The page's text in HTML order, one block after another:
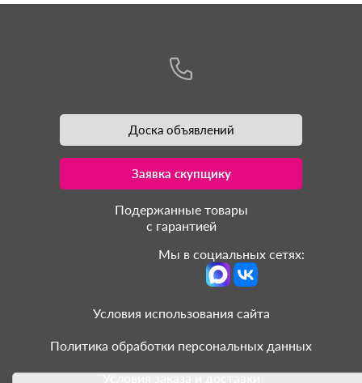
Доска объявлений
Заявка скупщику
Подержанные товары
с гарантией
Мы в социальных сетях:
Условия использования сайта
Политика обработки персональных данных
Условия заказа и доставки